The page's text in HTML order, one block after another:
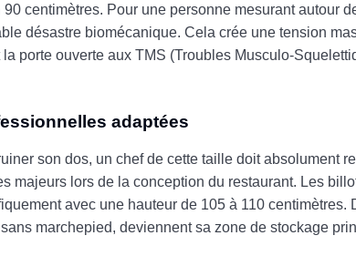
centimètres. Pour une personne mesurant autour
désastre biomécanique. Cela crée une tension
porte ouverte aux TMS (Troubles Musculo-
adaptées
son dos, un chef de cette taille doit absolument
majeurs lors de la conception du restaurant. Les
avec une hauteur de 105 à 110 centimètres.
marchepied, deviennent sa zone de stockage